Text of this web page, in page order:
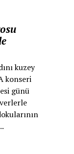
kuzey
konseri
günü